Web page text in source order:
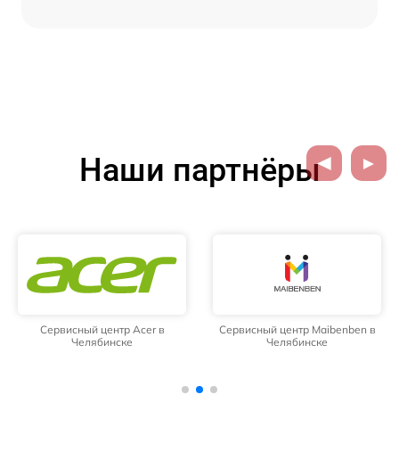
Наши партнёры
Сервисный центр Acer в
Челябинске
Сервисный центр Maibenben в
Челябинске